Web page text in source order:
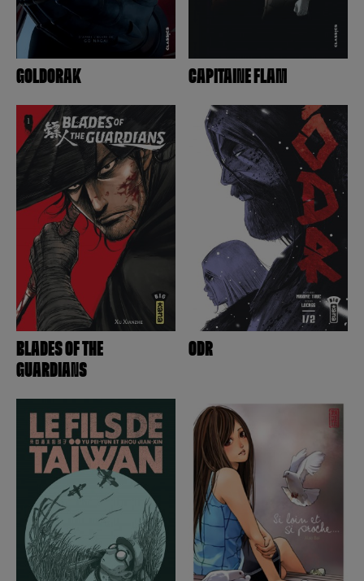
GOLDORAK CAPITAINE FLAM
BLADES OF THE
GUARDIANS
ODR